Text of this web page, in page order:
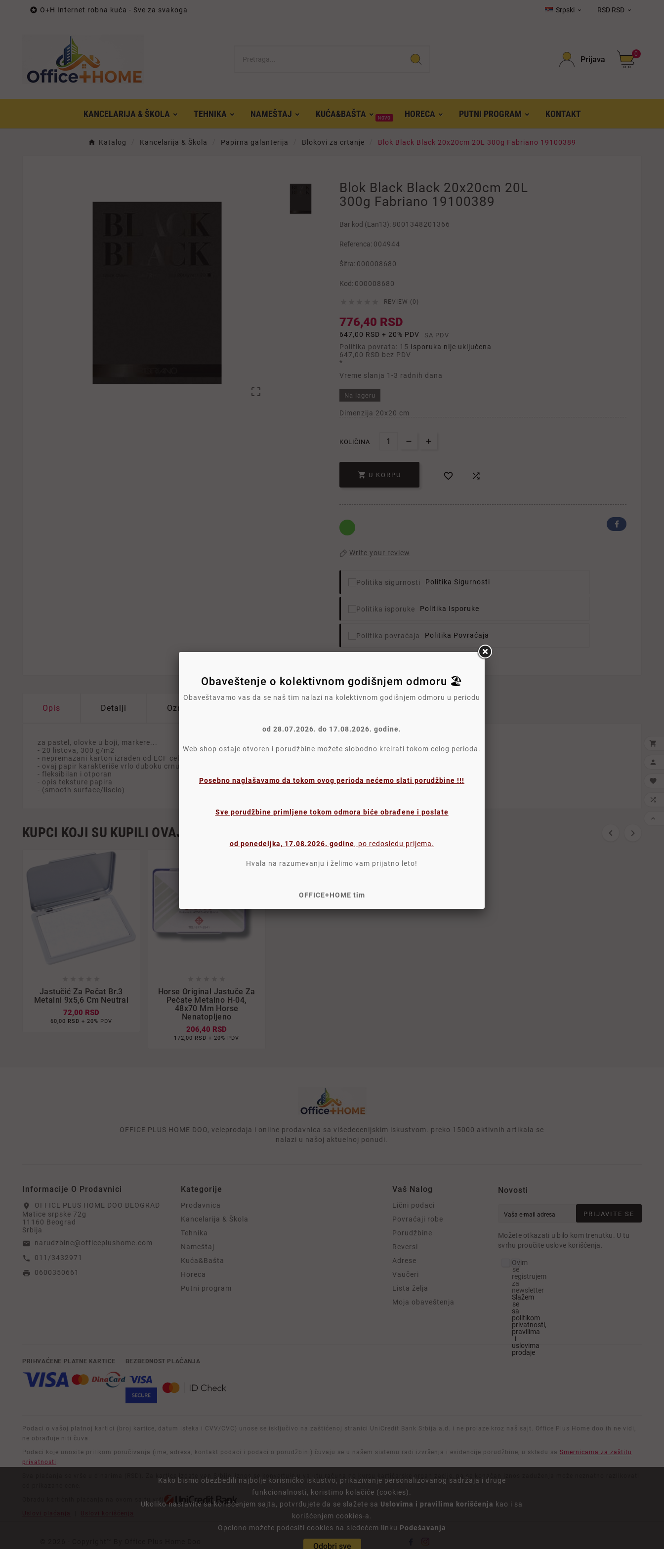
Kako bismo obezbedili najbolje korisničko iskustvo, prikazivanje personalizovanog sadržaja i druge
funkcionalnosti, koristimo kolačiće (cookies).
Ukoliko nastavite sa korišćenjem sajta, potvrđujete da se slažete sa Uslovima i pravilima korišćenja kao i sa
korišćenjem cookies-a.
Opciono možete podesiti cookies na sledećem linku Podešavanja
Odobri sve
 O+H Internet robna kuća - Sve za svakoga Srpski  RSD RSD 
Prijava
0
KANCELARIJA & ŠKOLA TEHNIKA NAMEŠTAJ KUĆA&BAŠTA NOVO HORECA PUTNI PROGRAM KONTAKT
Katalog Kancelarija & Škola Papirna galanterija Blokovi za crtanje Blok Black Black 20x20cm 20L 300g Fabriano 19100389

Blok Black Black 20x20cm 20L
300g Fabriano 19100389
Bar kod (Ean13): 8001348201366
Referenca: 004944
Šifra: 000008680
Kod: 000008680
REVIEW (0)
776,40 RSD
647,00 RSD + 20% PDV SA PDV
Politika povrata: 15 Isporuka nije uključena
647,00 RSD bez PDV
*
Vreme slanja 1-3 radnih dana
Na lageru
Dimenzija 20x20 cm
KOLIČINA
 U KORPU  
Write your review
Politika Sigurnosti
Politika Isporuke
Politika Povraćaja
Opis Detalji Oznake
za pastel, olovke u boji, markere...
- 20 listova, 300 g/m2
- nepremazani karton izrađen od ECF celulozne pulpe
- ovaj papir karakteriše vrlo duboku crnu boju zbog visokog kvaliteta i pigmenata koji se koriste za njegovu proizvodnju
- fleksibilan i otporan
- opis teksture papira
- (smooth surface/liscio)
KUPCI KOJI SU KUPILI OVAJ PROIZVOD SU TAKOĐE KUPILI:  
Jastučić Za Pečat Br.3
Metalni 9x5,6 Cm Neutral
72,00 RSD
60,00 RSD + 20% PDV
Horse Original Jastuče Za
Pečate Metalno H-04,
48x70 Mm Horse
Nenatopljeno
206,40 RSD
172,00 RSD + 20% PDV
OFFICE PLUS HOME DOO, veleprodaja i online prodavnica sa višedecenijskim iskustvom. preko 15000 aktivnih artikala se
nalazi u našoj aktuelnoj ponudi.
Informacije O Prodavnici
location_on
OFFICE PLUS HOME DOO BEOGRAD
Matice srpske 72g
11160 Beograd
Srbija
email narudzbine@officeplushome.com
call 011/3432971
print 0600350661
Kategorije
Prodavnica
Kancelarija & Škola
Tehnika
Nameštaj
Kuća&Bašta
Horeca
Putni program
Vaš Nalog
Lični podaci
Povraćaji robe
Porudžbine
Reversi
Adrese
Vaučeri
Lista želja
Moja obaveštenja
Novosti
PRIJAVITE SE
Možete otkazati u bilo kom trenutku. U tu
svrhu proučite uslove korišćenja.
Ovim
se
registrujem
za
newsletter
Slažem
se
sa
politikom
privatnosti,
pravilima
i
uslovima
prodaje
PRIHVAĆENE PLATNE KARTICE BEZBEDNOST PLAĆANJA
Podaci o vašoj platnoj kartici (broj kartice, datum isteka i CVV/CVC) unose se isključivo na zaštićenoj stranici UniCredit Bank Srbija a.d. i ne prolaze kroz naš sajt. Office Plus Home doo ih ne vidi,
ne obrađuje niti čuva.
Podaci koje unosite prilikom poručivanja (ime, adresa, kontakt podaci i podaci o porudžbini) čuvaju se u našem sistemu radi izvršenja i evidencije porudžbine, u skladu sa Smernicama za zaštitu
privatnosti .
Sva plaćanja se vrše u dinarima (RSD). Za kartice izdate van Srbije, iznos se konvertuje u valutu računa po kursu kartičarske organizacije, pa se konačan iznos zaduženja može neznatno razlikovati
Obradu kartičnih plaćanja na ovom sajtu vrši





Obaveštenje o kolektivnom godišnjem odmoru 🏖️
Obaveštavamo vas da se naš tim nalazi na kolektivnom godišnjem odmoru u periodu
od 28.07.2026. do 17.08.2026. godine.
Web shop ostaje otvoren i porudžbine možete slobodno kreirati tokom celog perioda.
Posebno naglašavamo da tokom ovog perioda nećemo slati porudžbine !!!
Sve porudžbine primljene tokom odmora biće obrađene i poslate
od ponedeljka, 17.08.2026. godine, po redosledu prijema.
Hvala na razumevanju i želimo vam prijatno leto!
OFFICE+HOME tim